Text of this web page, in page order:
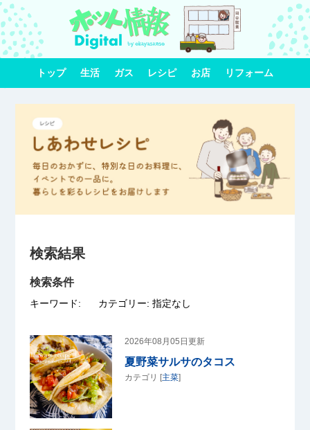
トップ 生活 ガス レシピ お店 リフォーム
検索結果
検索条件
キーワード: カテゴリー: 指定なし
2026年08月05日更新
夏野菜サルサのタコス
カテゴリ [主菜]